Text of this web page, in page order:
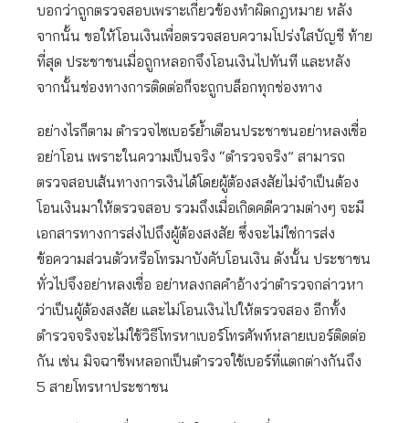
บอกว่าถูกตรวจสอบเพราะเกี่ยวข้องทำผิดกฎหมาย หลัง
จากนั้น ขอให้โอนเงินเพื่อตรวจสอบความโปร่งใสบัญชี ท้าย
ที่สุด ประชาชนเมื่อถูกหลอกจึงโอนเงินไปทันที และหลัง
จากนั้นช่องทางการติดต่อก็จะถูกบล็อกทุกช่องทาง
อย่างไรก็ตาม ตำรวจไซเบอร์ย้ำเตือนประชาชนอย่าหลงเชื่อ
อย่าโอน เพราะในความเป็นจริง “ตำรวจจริง” สามารถ
ตรวจสอบเส้นทางการเงินได้โดยผู้ต้องสงสัยไม่จำเป็นต้อง
โอนเงินมาให้ตรวจสอบ รวมถึงเมื่อเกิดคดีความต่างๆ จะมี
เอกสารทางการส่งไปถึงผู้ต้องสงสัย ซึ่งจะไม่ใช่การส่ง
ข้อความส่วนตัวหรือโทรมาบังคับโอนเงิน ดังนั้น ประชาชน
ทั่วไปจึงอย่าหลงเชื่อ อย่าหลงกลคำอ้างว่าตำรวจกล่าวหา
ว่าเป็นผู้ต้องสงสัย และไม่โอนเงินไปให้ตรวจสอง อีกทั้ง
ตำรวจจริงจะไม่ใช้วิธีโทรหาเบอร์โทรศัพท์หลายเบอร์ติดต่อ
กัน เช่น มิจฉาชีพหลอกเป็นตำรวจใช้เบอร์ที่แตกต่างกันถึง
5 สายโทรหาประชาชน